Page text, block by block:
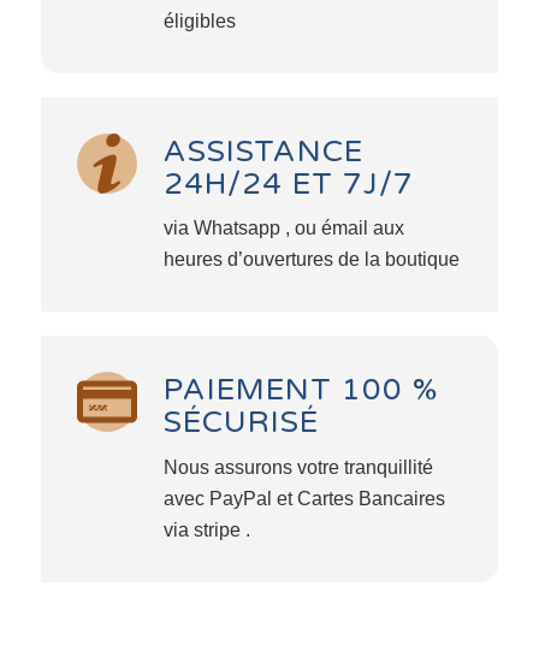
éligibles
ASSISTANCE
24H/24 ET 7J/7
via Whatsapp , ou émail aux
heures d’ouvertures de la boutique
PAIEMENT 100 %
SÉCURISÉ
Nous assurons votre tranquillité
avec PayPal et Cartes Bancaires
via stripe .